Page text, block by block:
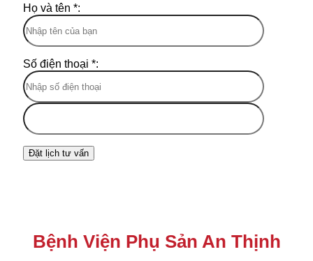
Họ và tên *:
Số điện thoại *:
Bệnh Viện Phụ Sản An Thịnh